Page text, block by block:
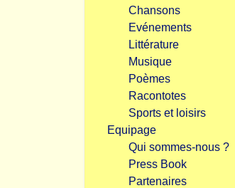
Chansons
Evénements
Littérature
Musique
Poèmes
Racontotes
Sports et loisirs
Equipage
Qui sommes-nous ?
Press Book
Partenaires